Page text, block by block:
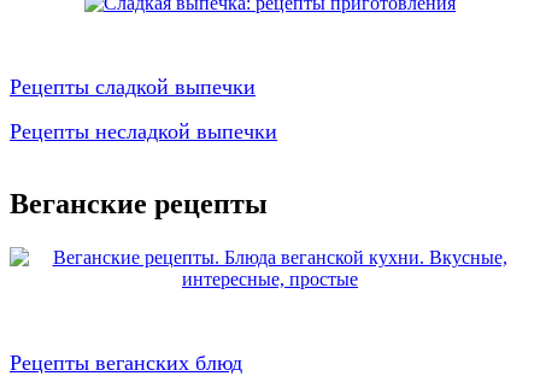
Рецепты сладкой выпечки
Рецепты несладкой выпечки
Веганские рецепты
Рецепты веганских блюд